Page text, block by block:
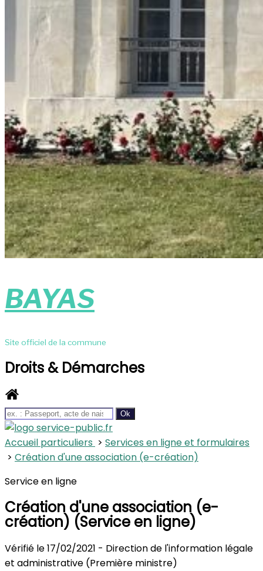
BAYAS
Site officiel de la commune
Droits & Démarches
Accueil particuliers > Services en ligne et formulaires
> Création d'une association (e-création)
Service en ligne
Création d'une association (e-
création) (Service en ligne)
Vérifié le 17/02/2021 - Direction de l'information légale
et administrative (Première ministre)